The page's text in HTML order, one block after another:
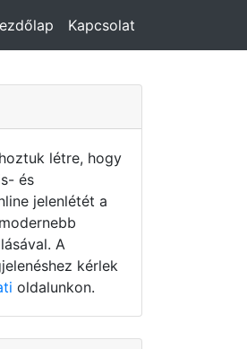
Kapcsolat
létre, hogy
és
jelenlétét a
A
kérlek
oldalunkon.